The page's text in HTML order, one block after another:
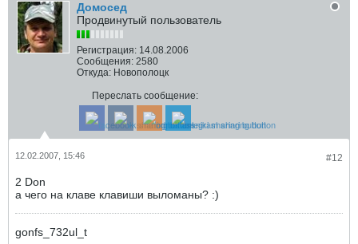
Домосед
Продвинутый пользователь
Регистрация: 14.08.2006
Сообщения: 2580
Откуда: Новополоцк
Переслать сообщение:
#12
12.02.2007, 15:46
2 Don
а чего на клаве клавиши выломаны? :)
gonfs_732ul_t